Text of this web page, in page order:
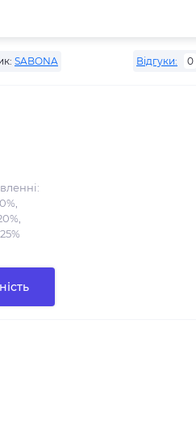
SABONA Відгуки: 0